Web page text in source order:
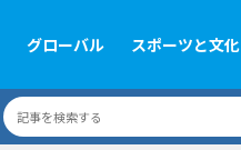
グローバル スポーツと文化